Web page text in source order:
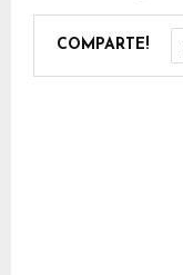
COMPARTE!